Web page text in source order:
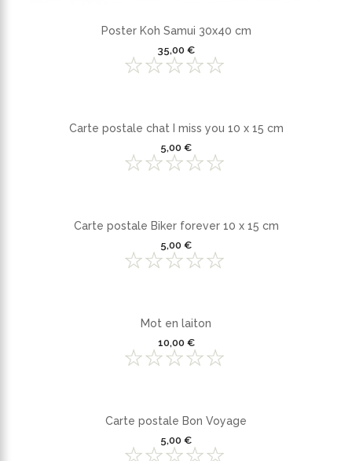
Poster Koh Samui 30x40 cm
35,00 €
Carte postale chat I miss you 10 x 15 cm
5,00 €
Carte postale Biker forever 10 x 15 cm
5,00 €
Mot en laiton
10,00 €
Carte postale Bon Voyage
5,00 €